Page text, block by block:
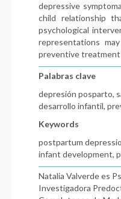
depressive
child relationship
psychological
representations
preventive
Palabras clave
depresión posparto,
desarrollo infantil,
Keywords
postpartum
infant development,
Natalia Valverde es
Investigadora